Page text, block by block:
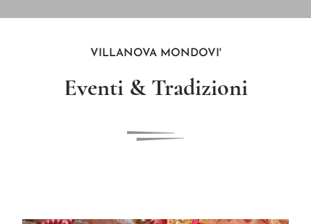
VILLANOVA MONDOVI'
Eventi & Tradizioni